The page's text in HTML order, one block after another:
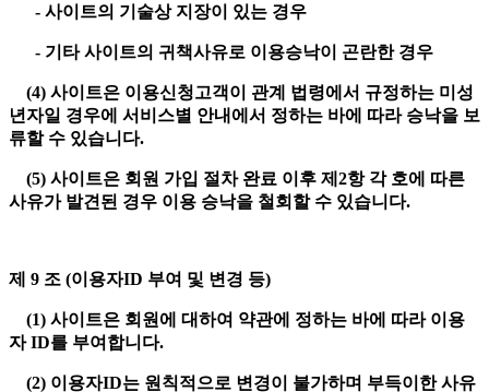
- 사이트의 기술상 지장이 있는 경우
- 기타 사이트의 귀책사유로 이용승낙이 곤란한 경우
(4) 사이트은 이용신청고객이 관계 법령에서 규정하는 미성
년자일 경우에 서비스별 안내에서 정하는 바에 따라 승낙을 보
류할 수 있습니다.
(5) 사이트은 회원 가입 절차 완료 이후 제2항 각 호에 따른
사유가 발견된 경우 이용 승낙을 철회할 수 있습니다.
제 9 조 (이용자ID 부여 및 변경 등)
(1) 사이트은 회원에 대하여 약관에 정하는 바에 따라 이용
자 ID를 부여합니다.
(2) 이용자ID는 원칙적으로 변경이 불가하며 부득이한 사유